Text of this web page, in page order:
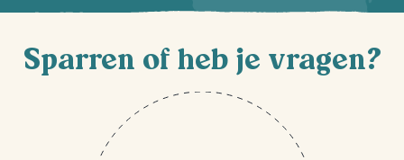
Sparren of heb je vragen?